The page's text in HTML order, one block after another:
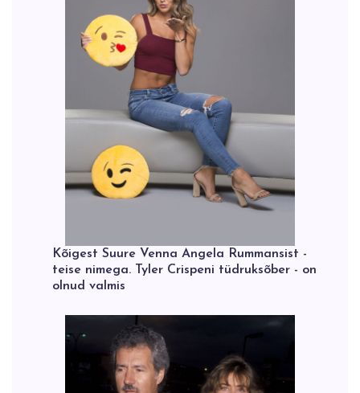
Kõigest Suure Venna Angela Rummansist -
teise nimega. Tyler Crispeni tüdruksõber - on
olnud valmis